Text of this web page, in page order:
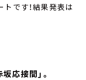
です！結果発表は
応接間」。